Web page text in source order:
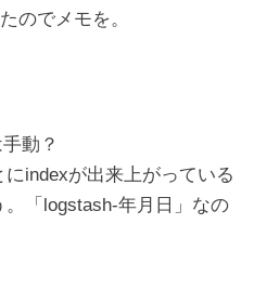
のでメモを。
動？
indexが出来上がっている
「logstash-年月日」なの